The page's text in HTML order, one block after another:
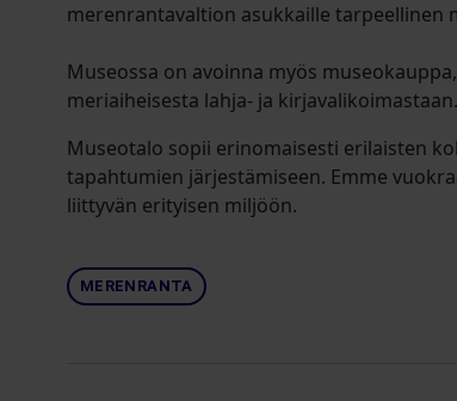
merenrantavaltion asukkaille tarpeellinen
Museossa on avoinna myös
meriaiheisesta lahja- ja kirjavalikoimastaan.
Museotalo sopii erinomaisesti erilaisten
tapahtumien järjestämiseen. Emme
liittyvän erityisen miljöön.
MERENRANTA